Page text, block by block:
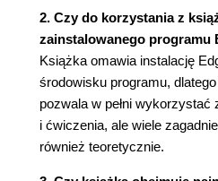
Magazyn
Magazynu
Magazyn
Menadżer
Asystent
Asystent
2. Czy do korzystania z
zainstalowanego programu
Książka omawia instalację
środowisku programu,
pozwala w pełni
i ćwiczenia, ale wiele
również teoretycznie.